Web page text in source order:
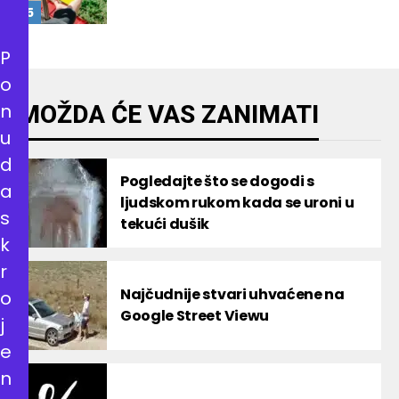
MOŽDA ĆE VAS ZANIMATI
Pogledajte što se dogodi s
ljudskom rukom kada se uroni u
tekući dušik
Najčudnije stvari uhvaćene na
Google Street Viewu
P
o
n
u
d
a
s
k
r
o
j
e
n